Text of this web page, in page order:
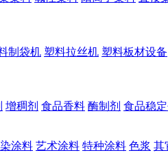
制袋机 塑料拉丝机 塑料板材设备
增稠剂 食品香料 酶制剂 食品稳定
涂料 艺术涂料 特种涂料 色浆 其